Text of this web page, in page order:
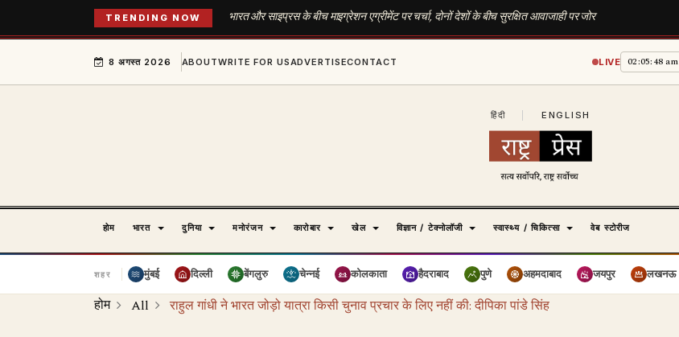
TRENDING NOW भारत और साइप्रस के बीच माइग्रेशन एग्रीमेंट पर चर्चा, दोनों देशों के बीच सुरक्षित आवाजाही पर जोर
8 अगस्त 2026 ABOUTWRITE FOR USADVERTISECONTACT LIVE 02:05:49 am
हिंदी ENGLISH
होम भारत दुनिया मनोरंजन कारोबार खेल विज्ञान / टेक्नोलॉजी स्वास्थ्य / चिकित्सा वेब स्टोरीज
शहर मुंबई दिल्ली बेंगलुरु चेन्नई कोलकाता हैदराबाद पुणे अहमदाबाद जयपुर लखनऊ
होम All राहुल गांधी ने भारत जोड़ो यात्रा किसी चुनाव प्रचार के लिए नहीं की: दीपिका पांडे सिंह